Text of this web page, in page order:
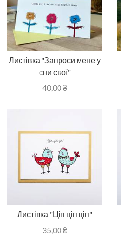
Листівка "Запроси мене у
сни свої"
40,00₴
Листівка "Ціп ціп ціп"
35,00₴